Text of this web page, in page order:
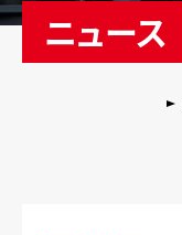
ニュース